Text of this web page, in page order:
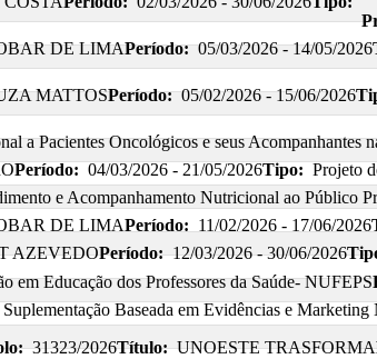
DE LIMAPeríodo: 05/03/2026 - 14/05/2026
MATTOSPeríodo: 05/02/2026 - 15/06/2026
a Pacientes Oncológicos e seus Acompanhantes
Período: 04/03/2026 - 21/05/2026Tipo: Projeto
e Acompanhamento Nutricional ao Público
DE LIMAPeríodo: 11/02/2026 - 17/06/2026
AZEVEDOPeríodo: 12/03/2026 - 30/06/2026
em Educação dos Professores da Saúde- NUFEPS
Suplementação Baseada em Evidências e
31323/2026Título: UNOESTE TRASFORMA